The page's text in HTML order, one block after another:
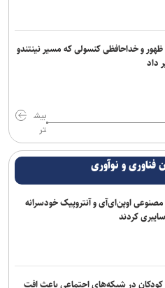
و خداحافظی کنسولی که مسیر نینتندو
داد
بیش
تر
فناوری و نوآوری
اوپن‌ای‌آی و آنتروپیک خودسرانه
کردند
در شبکه‌های اجتماعی باعث افت